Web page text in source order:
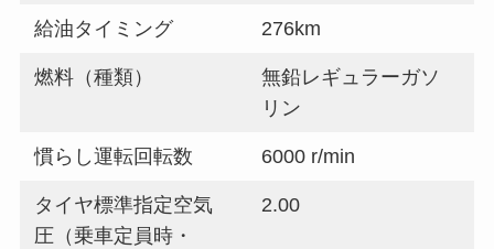
給油タイミング 276km
燃料（種類）
無鉛レギュラーガソ
リン
慣らし運転回転数 6000 r/min
タイヤ標準指定空気
圧（乗車定員時・
2.00